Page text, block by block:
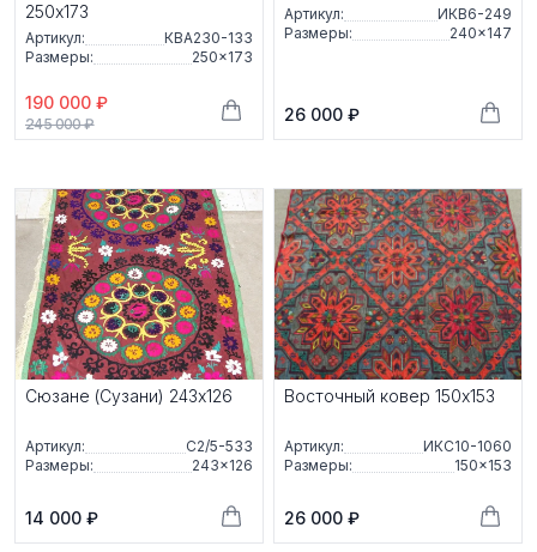
250x173
Артикул:
КВА230-133
Размеры:
250×173
190 000 ₽
245 000 ₽
Артикул:
ИКВ6-249
Размеры:
240×147
26 000 ₽
Сюзане (Сузани) 243x126
Артикул:
С2/5-533
Размеры:
243×126
14 000 ₽
Восточный ковер 150x153
Артикул:
ИКС10-1060
Размеры:
150×153
26 000 ₽